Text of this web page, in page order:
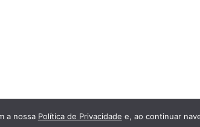
a nossa Política de Privacidade e, ao continuar